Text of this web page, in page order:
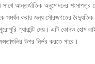
আন্তর্জাতিক অনুমোদনের শংসাপত্র
সমর্থন করার জন্য সৌরজগতের
গ্যারান্টি দেয়। এটি কোনও
উপর নির্ভর করতে পারে।